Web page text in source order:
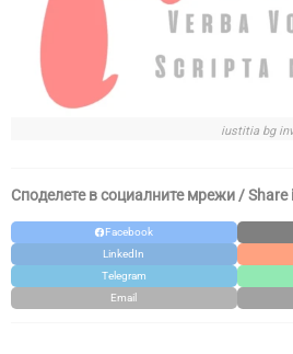
iustitia bg
Споделете в социалните мрежи / Share
Facebook
LinkedIn
Telegram
Email